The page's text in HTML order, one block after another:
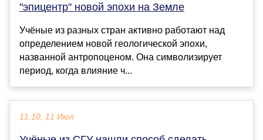
"эпицентр" новой эпохи на Земле
Учёные из разных стран активно работают над
определением новой геологической эпохи,
названной антропоценом. Она символизирует
период, когда влияние ч...
11:10, 11 Июл